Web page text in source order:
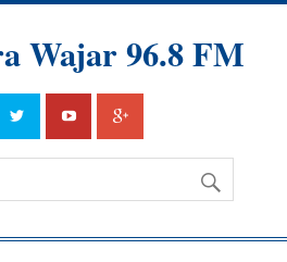
Wajar 96.8 FM